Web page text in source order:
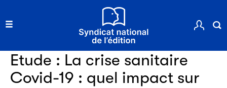
Etude : La crise sanitaire
Covid-19 : quel impact sur
tous les acteurs de la filière de la fabrication de livres.